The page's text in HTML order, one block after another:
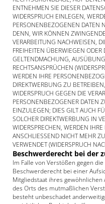
ENTNEHMEN SIE DIESER
WIDERSPRUCH EINLEGEN,
PERSONENBEZOGENEN DATEN
DENN, WIR KÖNNEN
VERARBEITUNG NACHWEISEN,
FREIHEITEN ÜBERWIEGEN
GELTENDMACHUNG,
RECHTSANSPRÜCHEN
WERDEN IHRE
DIREKTWERBUNG ZU
WIDERSPRUCH GEGEN DIE
PERSONENBEZOGENER DATEN
EINZULEGEN; DIES GILT AUCH
SOLCHER DIREKTWERBUNG IN
WIDERSPRECHEN, WERDEN
ANSCHLIESSEND NICHT MEHR
VERWENDET (WIDERSPRUCH
Beschwerde­recht bei der
Im Falle von Verstößen gegen
Beschwerderecht bei einer
Mitgliedstaat ihres
des Orts des mutmaßlichen
besteht unbeschadet